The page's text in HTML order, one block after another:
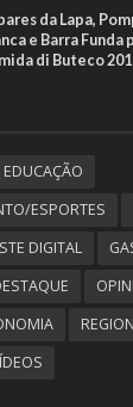
da Lapa,
e Barra
di Buteco
EDUCAÇÃO
ESPORTES
DIGITAL